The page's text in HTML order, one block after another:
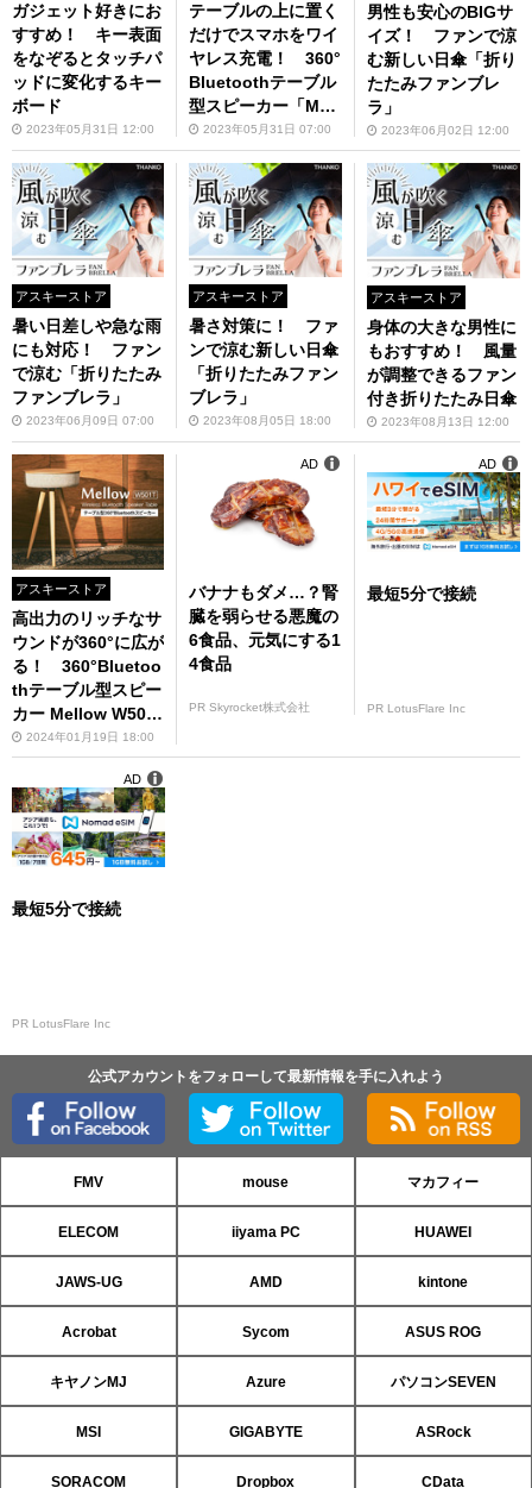
ガジェット好きにお
すすめ！ キー表面
をなぞるとタッチパ
ッドに変化するキー
ボード
2023年05月31日 12:00
テーブルの上に置く
だけでスマホをワイ
ヤレス充電！ 360°
Bluetoothテーブル
型スピーカー「Mell
ow W501T」
2023年05月31日 07:00
男性も安心のBIGサ
イズ！ ファンで涼
む新しい日傘「折り
たたみファンブレ
ラ」
2023年06月02日 12:00
アスキーストア
暑い日差しや急な雨
にも対応！ ファン
で涼む「折りたたみ
ファンブレラ」
2023年06月09日 07:00
アスキーストア
暑さ対策に！ ファ
ンで涼む新しい日傘
「折りたたみファン
ブレラ」
2023年08月05日 18:00
アスキーストア
身体の大きな男性に
もおすすめ！ 風量
が調整できるファン
付き折りたたみ日傘
2023年08月13日 12:00
アスキーストア
高出力のリッチなサ
ウンドが360°に広が
る！ 360°Bluetoo
thテーブル型スピー
カー Mellow W501
T 2024年01月19日 18:00
バナナもダメ…？腎
臓を弱らせる悪魔の
6食品、元気にする1
4食品
PR Skyrocket株式会社
AD
最短5分で接続
PR LotusFlare Inc
AD
最短5分で接続
PR LotusFlare Inc
AD
公式アカウントをフォローして最新情報を手に入れよう
FMV mouse マカフィー
ELECOM iiyama PC HUAWEI
JAWS-UG AMD kintone
Acrobat Sycom ASUS ROG
キヤノンMJ Azure パソコンSEVEN
MSI GIGABYTE ASRock
SORACOM Dropbox CData